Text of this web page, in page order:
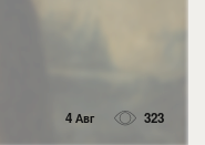
4 Авг 323